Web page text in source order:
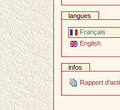
langues
Français
English
infos
Rapport